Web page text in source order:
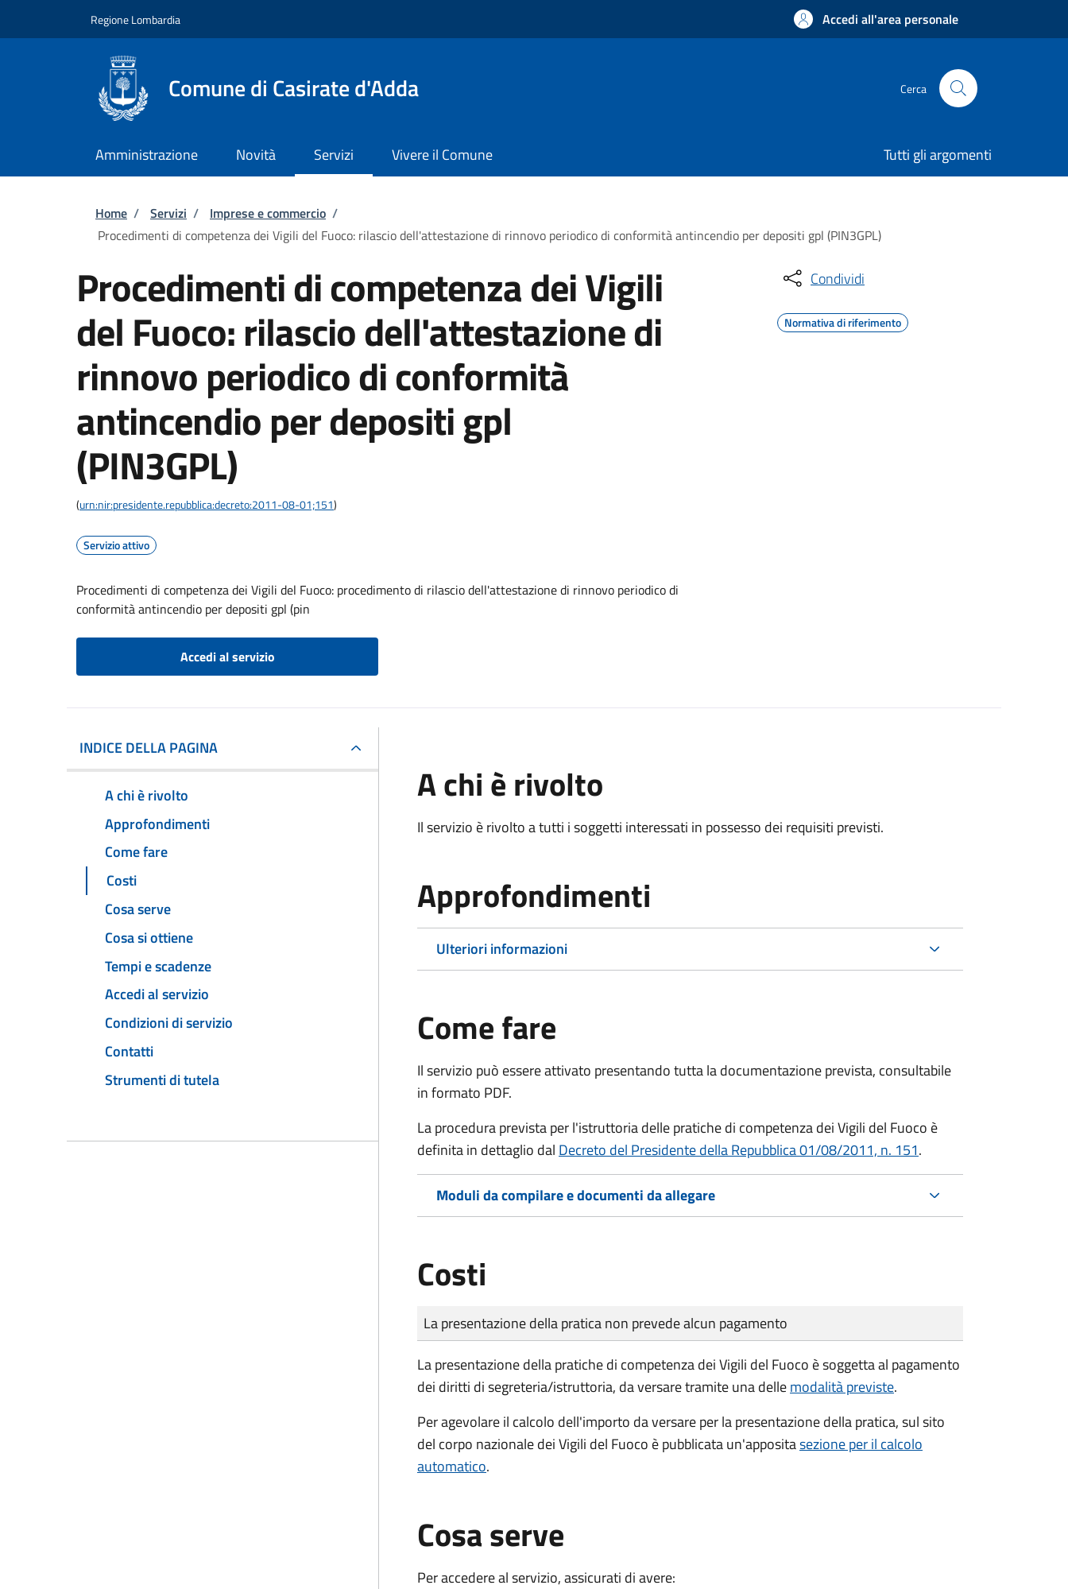
Regione Lombardia Accedi all'area personale
Comune di Casirate d'Adda Cerca
Amministrazione Novità Servizi Vivere il Comune Tutti gli argomenti
Briciole di pane
Home / Servizi / Imprese e commercio /
Procedimenti di competenza dei Vigili del Fuoco: rilascio dell'attestazione di rinnovo periodico di conformità antincendio per depositi gpl (PIN3GPL)
Procedimenti di competenza dei Vigili
del Fuoco: rilascio dell'attestazione di
rinnovo periodico di conformità
antincendio per depositi gpl
(PIN3GPL)
(urn:nir:presidente.repubblica:decreto:2011-08-01;151)
Servizio attivo
Procedimenti di competenza dei Vigili del Fuoco: procedimento di rilascio dell'attestazione di rinnovo periodico di
conformità antincendio per depositi gpl (pin
Accedi al servizio
Condividi
Normativa di riferimento
INDICE DELLA PAGINA
A chi è rivolto
Approfondimenti
Come fare
Costi
Cosa serve
Cosa si ottiene
Tempi e scadenze
Accedi al servizio
Condizioni di servizio
Contatti
Strumenti di tutela
A chi è rivolto
Il servizio è rivolto a tutti i soggetti interessati in possesso dei requisiti previsti.
Approfondimenti
Ulteriori informazioni
Come fare
Il servizio può essere attivato presentando tutta la documentazione prevista, consultabile
in formato PDF.
La procedura prevista per l'istruttoria delle pratiche di competenza dei Vigili del Fuoco è
definita in dettaglio dal Decreto del Presidente della Repubblica 01/08/2011, n. 151.
Moduli da compilare e documenti da allegare
Costi
Tipo di pagamento
Importo
La presentazione della pratica non prevede alcun pagamento
La presentazione della pratiche di competenza dei Vigili del Fuoco è soggetta al pagamento
dei diritti di segreteria/istruttoria, da versare tramite una dellemodalità previste.
Per agevolare il calcolo dell'importo da versare per la presentazione della pratica, sul sito
del corpo nazionale dei Vigili del Fuoco è pubblicata un'appositasezione per il calcolo
automatico.
Cosa serve
Per accedere al servizio, assicurati di avere: